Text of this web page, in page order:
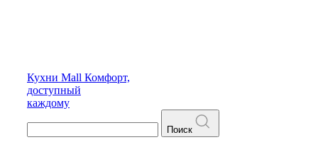
Кухни Mall Комфорт,
доступный
каждому
Поиск